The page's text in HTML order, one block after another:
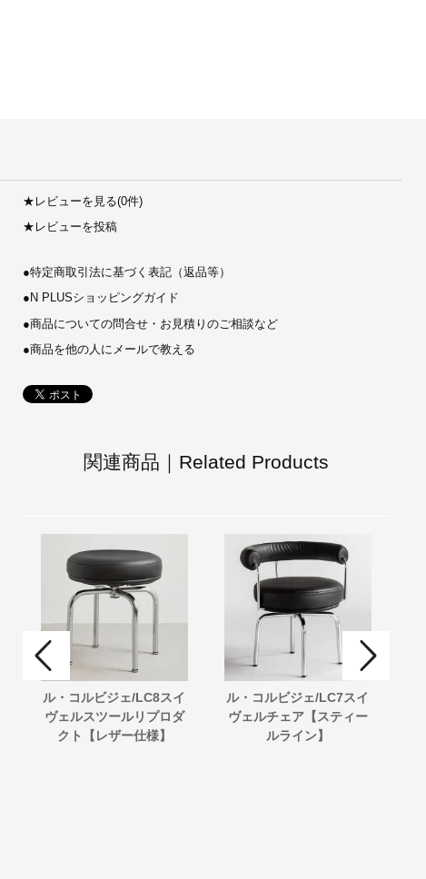
★ レビューを見る(0件)
★ レビューを投稿
●特定商取引法に基づく表記（返品等）
● N PLUSショッピングガイド
●商品についての問合せ・お見積りのご相談など
●商品を他の人にメールで教える
関連商品｜Related Products
ル・コルビジェ/LC8スイ
ヴェルスツールリプロダ
クト【レザー仕様】
ル・コルビジェ/LC7スイ
ヴェルチェア【スティー
ルライン】